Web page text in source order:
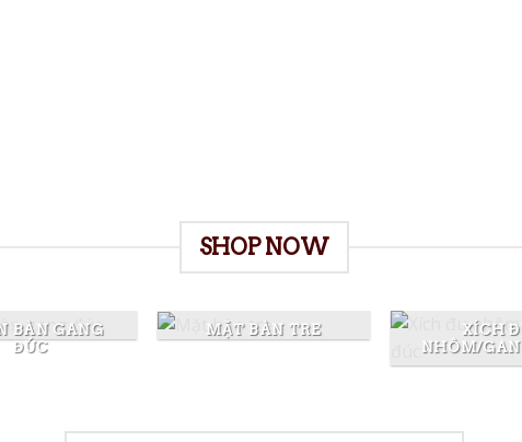
SHOP NOW
BÀN GANG
ĐÚC
MẶT BÀN TRE
XÍCH
NHÔM/